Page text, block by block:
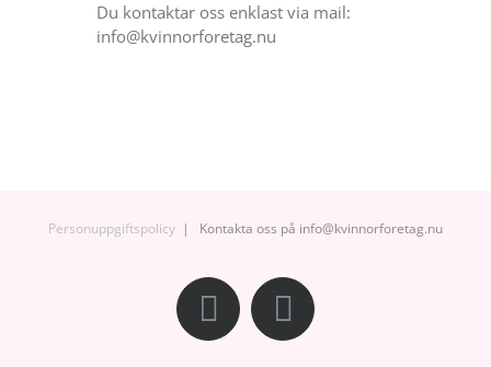
Du kontaktar oss enklast via mail:
info@kvinnorforetag.nu
Personuppgiftspolicy | Kontakta oss på info@kvinnorforetag.nu
FacebookInstagram